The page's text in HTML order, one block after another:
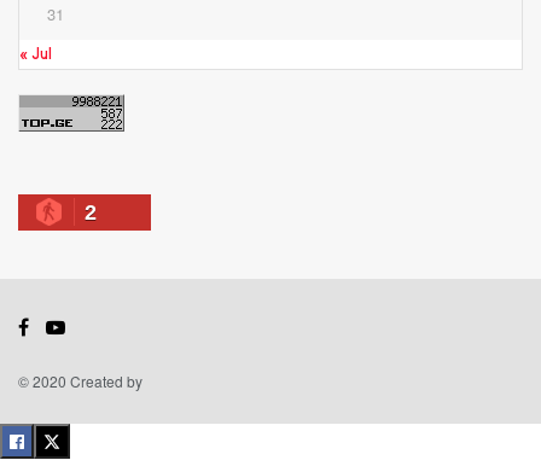
31
« Jul
2
© 2020 Created by